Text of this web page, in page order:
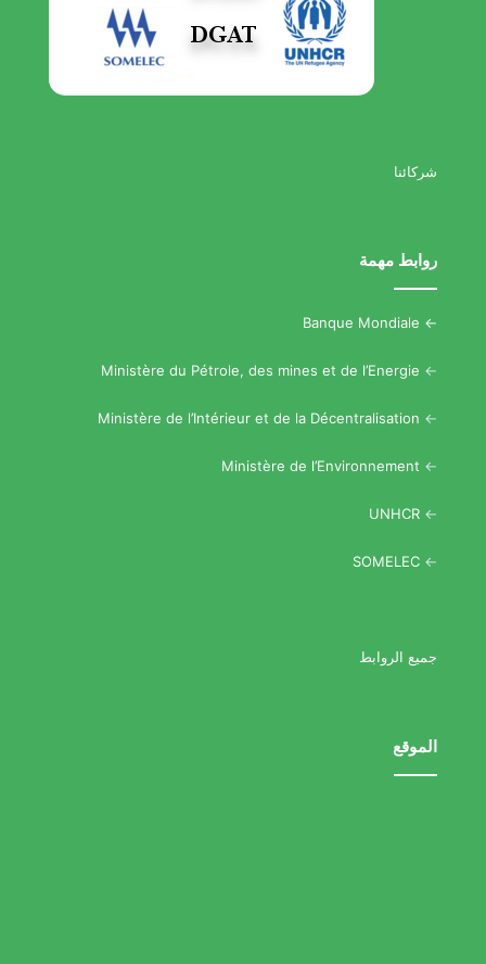
شركائنا
روابط مهمة
->
Banque Mondiale
->
Ministère du Pétrole, des mines et de l’Energie
->
Ministère de l’Intérieur et de la Décentralisation
->
Ministère de l’Environnement
->
UNHCR
->
SOMELEC
جميع الروابط
الموقع